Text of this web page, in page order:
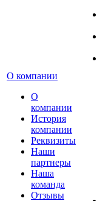
О компании
О
компании
История
компании
Реквизиты
Наши
партнеры
Наша
команда
Отзывы